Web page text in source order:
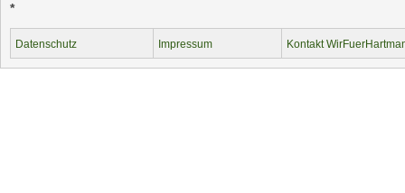
*
Datenschutz Impressum Kontakt